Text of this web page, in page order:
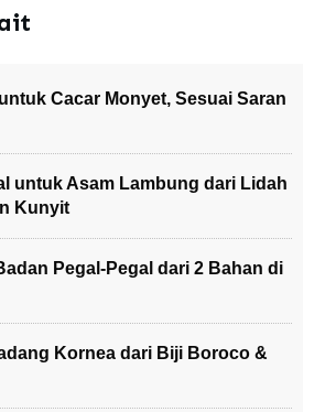
Cacar Monyet, Sesuai Saran
untuk Asam Lambung dari Lidah
Kunyit
Pegal-Pegal dari 2 Bahan di
Kornea dari Biji Boroco &